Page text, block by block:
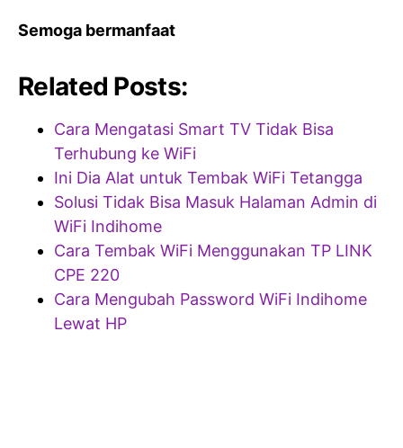
Semoga bermanfaat
Related Posts:
Cara Mengatasi Smart TV Tidak Bisa
Terhubung ke WiFi
Ini Dia Alat untuk Tembak WiFi Tetangga
Solusi Tidak Bisa Masuk Halaman Admin di
WiFi Indihome
Cara Tembak WiFi Menggunakan TP LINK
CPE 220
Cara Mengubah Password WiFi Indihome
Lewat HP